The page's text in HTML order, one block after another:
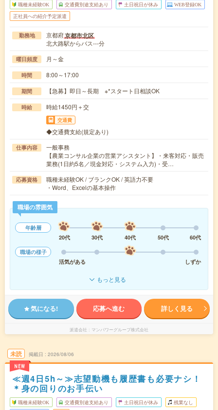
職種未経験OK 交通費別途支給あり 土日祝日が休み WEB登録OK
正社員への紹介予定派遣
勤務地 京都府京都市北区
北大路駅からバス---分
曜日頻度 月～金
時間 8:00～17:00
期間 【急募】即日～長期 ※*スタート日相談OK
時給 時給1450円＋交
交通費
◆交通費支給(規定あり)
仕事内容
一般事務
【農業コンサル企業の営業アシスタント】・来客対応・販売
業務(1日約5名／現金対応・システム入力)・受…
応募資格
職種未経験OK / ブランクOK / 英語力不要
・Word、Excelの基本操作
職場の雰囲気
年齢層
20代
30代 40代 50代
60代
職場の様子
活気がある
しずか
もっと見る
気になる! 応募へ進む 詳しく見る
派遣会社 マンパワーグループ株式会社
未読
NEW
掲載日 2026/08/06
≪週4日5h～≫志望動機も履歴書も必要ナシ！
＊身の回りのお手伝い
職種未経験OK 交通費別途支給あり 土日祝日が休み 残業なし